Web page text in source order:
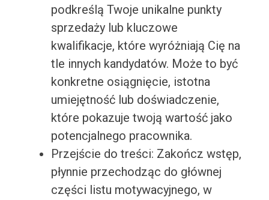
podkreślą Twoje unikalne punkty
sprzedaży lub kluczowe
kwalifikacje, które wyróżniają Cię na
tle innych kandydatów. Może to być
konkretne osiągnięcie, istotna
umiejętność lub doświadczenie,
które pokazuje twoją wartość jako
potencjalnego pracownika.
Przejście do treści: Zakończ wstęp,
płynnie przechodząc do głównej
części listu motywacyjnego, w